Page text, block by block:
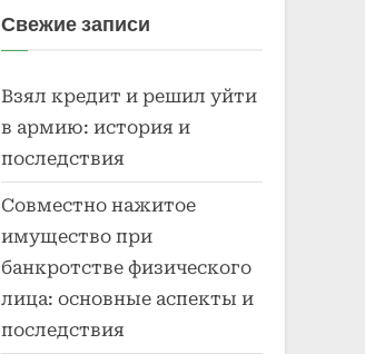
Свежие записи
Взял кредит и решил уйти
в армию: история и
последствия
Совместно нажитое
имущество при
банкротстве физического
лица: основные аспекты и
последствия